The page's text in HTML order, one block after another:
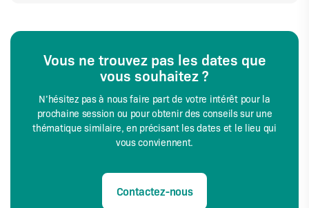
Vous ne trouvez pas les dates que
vous souhaitez ?
N’hésitez pas à nous faire part de votre intérêt pour la
prochaine session ou pour obtenir des conseils sur une
thématique similaire, en précisant les dates et le lieu qui
vous conviennent.
Contactez-nous